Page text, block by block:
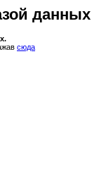
данных
сюда